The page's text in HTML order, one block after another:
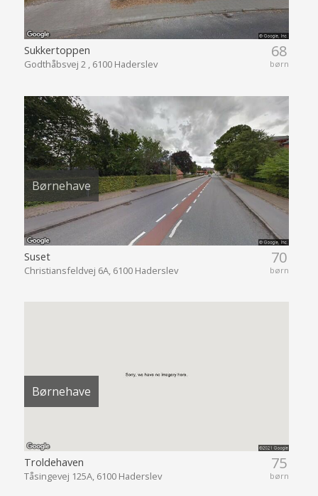
68
børn
Sukkertoppen
Godthåbsvej 2 , 6100 Haderslev
Børnehave
70
børn
Suset
Christiansfeldvej 6A, 6100 Haderslev
Børnehave
75
børn
Troldehaven
Tåsingevej 125A, 6100 Haderslev